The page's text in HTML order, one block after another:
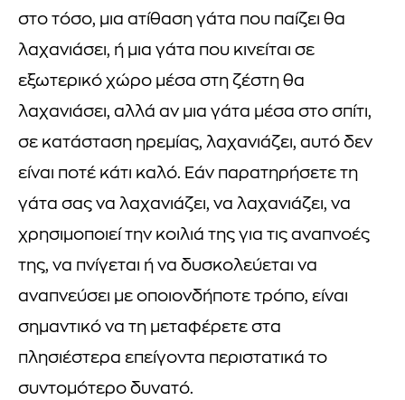
στο τόσο, μια ατίθαση γάτα που παίζει θα
λαχανιάσει, ή μια γάτα που κινείται σε
εξωτερικό χώρο μέσα στη ζέστη θα
λαχανιάσει, αλλά αν μια γάτα μέσα στο σπίτι,
σε κατάσταση ηρεμίας, λαχανιάζει, αυτό δεν
είναι ποτέ κάτι καλό. Εάν παρατηρήσετε τη
γάτα σας να λαχανιάζει, να λαχανιάζει, να
χρησιμοποιεί την κοιλιά της για τις αναπνοές
της, να πνίγεται ή να δυσκολεύεται να
αναπνεύσει με οποιονδήποτε τρόπο, είναι
σημαντικό να τη μεταφέρετε στα
πλησιέστερα επείγοντα περιστατικά το
συντομότερο δυνατό.